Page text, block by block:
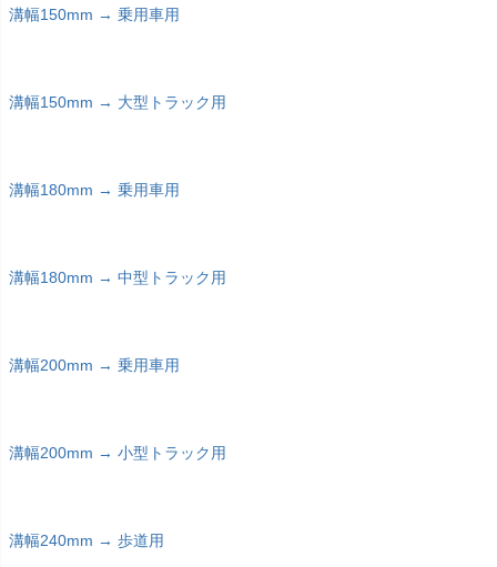
溝幅150mm → 乗用車用
溝幅150mm → 大型トラック用
溝幅180mm → 乗用車用
溝幅180mm → 中型トラック用
溝幅200mm → 乗用車用
溝幅200mm → 小型トラック用
溝幅240mm → 歩道用